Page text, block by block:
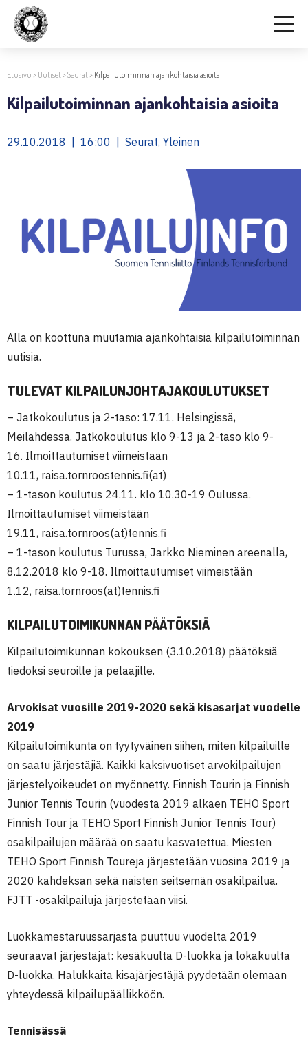
Etusivu > Uutiset>Seurat> Kilpailutoiminnan ajankohtaisia asioita
Kilpailutoiminnan ajankohtaisia asioita
29.10.2018 | 16:00 | Seurat, Yleinen
Alla on koottuna muutamia ajankohtaisia kilpailutoiminnan
uutisia.
TULEVAT KILPAILUNJOHTAJAKOULUTUKSET
– Jatkokoulutus ja 2-taso: 17.11. Helsingissä,
Meilahdessa. Jatkokoulutus klo 9-13 ja 2-taso klo 9-
16. Ilmoittautumiset viimeistään
10.11, raisa.tornroostennis.fi(at)
– 1-tason koulutus 24.11. klo 10.30-19 Oulussa.
Ilmoittautumiset viimeistään
19.11, raisa.tornroos(at)tennis.fi
– 1-tason koulutus Turussa, Jarkko Nieminen areenalla,
8.12.2018 klo 9-18. Ilmoittautumiset viimeistään
1.12, raisa.tornroos(at)tennis.fi
KILPAILUTOIMIKUNNAN PÄÄTÖKSIÄ
Kilpailutoimikunnan kokouksen (3.10.2018) päätöksiä
tiedoksi seuroille ja pelaajille.
Arvokisat vuosille 2019-2020 sekä kisasarjat vuodelle
2019
Kilpailutoimikunta on tyytyväinen siihen, miten kilpailuille
on saatu järjestäjiä. Kaikki kaksivuotiset arvokilpailujen
järjestelyoikeudet on myönnetty. Finnish Tourin ja Finnish
Junior Tennis Tourin (vuodesta 2019 alkaen TEHO Sport
Finnish Tour ja TEHO Sport Finnish Junior Tennis Tour)
osakilpailujen määrää on saatu kasvatettua. Miesten
TEHO Sport Finnish Toureja järjestetään vuosina 2019 ja
2020 kahdeksan sekä naisten seitsemän osakilpailua.
FJTT -osakilpailuja järjestetään viisi.
Luokkamestaruussarjasta puuttuu vuodelta 2019
seuraavat järjestäjät: kesäkuulta D-luokka ja lokakuulta
D-luokka. Halukkaita kisajärjestäjiä pyydetään olemaan
yhteydessä kilpailupäällikköön.
Tennisässä